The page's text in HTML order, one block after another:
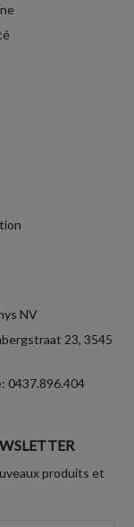
NV
23, 3545
0437.896.404
produits et